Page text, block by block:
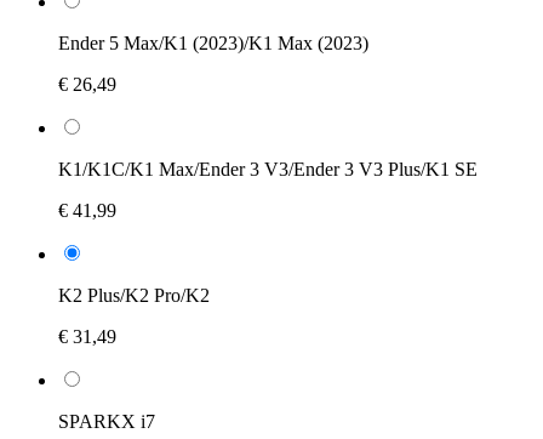
Ender 5 Max/K1 (2023)/K1 Max (2023)
€ 26,49
K1/K1C/K1 Max/Ender 3 V3/Ender 3 V3 Plus/K1 SE
€ 41,99
K2 Plus/K2 Pro/K2
€ 31,49
SPARKX i7